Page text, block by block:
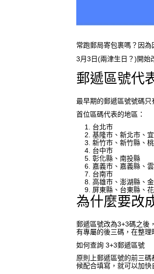
常跑郵局寄包裹嗎？因
3月3日(兩津生日？)開始
郵遞區號代
最早期的郵遞區號號碼只
首位區碼代表的地區：
台北市
基隆市、新北市、
新竹市、新竹縣、
台中市
彰化縣、南投縣
嘉義市、嘉義縣、
台南市
高雄市、澎湖縣、
屏東縣、台東縣、
為什麼要改
郵遞區號改為3+3碼之後
有專屬的後三碼，在整理
如何查詢 3+3郵遞區號
原則上郵遞區號的前三
候配合填寫，就可以加